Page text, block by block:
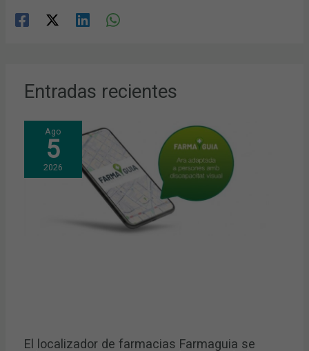
Entradas recientes
Ago
5
2026
El localizador de farmacias Farmaguia se